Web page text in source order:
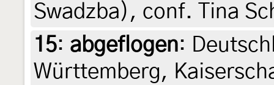
Swadzba), conf. Tina
15: abgeflogen:
Württemberg,